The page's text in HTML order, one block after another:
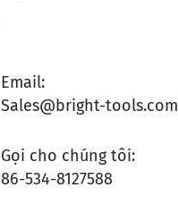
Email:
Sales@bright-tools.com
Gọi cho chúng tôi:
86-534-8127588